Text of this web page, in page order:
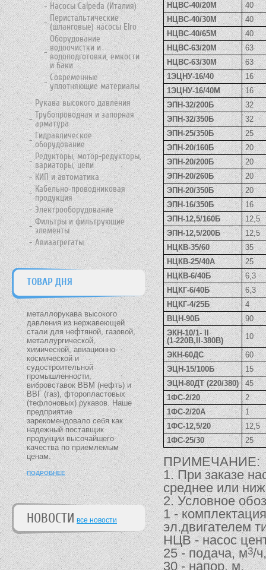
НЦВС-40/20М
40
НЦВС-40/30М
40
НЦВС-40/65М
40
НЦВС-63/20М
63
НЦВС-63/30М
63
1ЭЦНУ-16/40
16
1ЭЦНУ-16/40М
16
ЭПН-32/200Б
32
ЭПН-32/350Б
32
ЭПН-25/350Б
25
ЭПН-20/160Б
20
ЭПН-20/200Б
20
ЭПН-20/260Б
20
ЭПН-20/350Б
20
ЭПН-16/350Б
16
ЭПН-12,5/160Б
12,5
ЭПН-12,5/200Б
12,5
НЦКВ-35/60
35
НЦКВ-25/40А
25
НЦКВ-6/40Б
6,3
НЦКГ-6/40Б
6,3
НЦКГ-4/25Б
4
ВЦН-90Б
90
ЭКН-10/1- II
(1-220В,II-380В)
10
ЭКН-60ДС
60
ЭЦН-15/100Б
15
ЭЦН-80ДТ (220/380)
45
1ФС-2/20
2
1ФС-2/20А
1
1ФС-12,5/20
12,5
1ФС-25/30
25
ПРИМЕЧАНИЕ:
1. При заказе
среднее или
2. Условное
1 -
эл.двигателем
НЦВ - насос
25 - подача, м3/ч,
30 - напор, м,
Насосы Calpeda (Италия)
Перистальтические
(шланговые) насосы Elro
Оборудование
водоочистки и
водоподготовки, емкости
и баки
Современные
уплотняющие материалы
Рукава высокого давления
Трубопроводная и запорная
арматура
Гидравлическое
оборудование
Редукторы, мотор-редукторы,
вариаторы, цепи
КИП и автоматика
Кабельно-проводниковая
продукция
Электрооборудование
Фильтры и фильтрующие
элементы
Авиаагрегаты
ТОВАР ДНЯ
металлорукава высокого
давления из нержавеющей
стали для нефтяной, газовой,
металлургической,
химической, авиационно-
космической и
судостроительной
промышленности,
вибровставок ВВМ (нефть) и
ВВГ (газ), фторопластовых
(тефлоновых) рукавов. Наше
предприятие
зарекомендовало себя как
надежный поставщик
продукции высочайшего
качества по приемлемым
ценам.
ПОДРОБНЕЕ
НОВОСТИ все новости